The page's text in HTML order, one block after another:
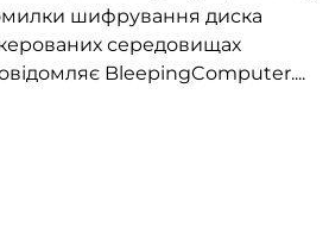
шифрування диска
середовищах
BleepingComputer....